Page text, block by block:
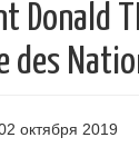
Donald
des
октября 2019